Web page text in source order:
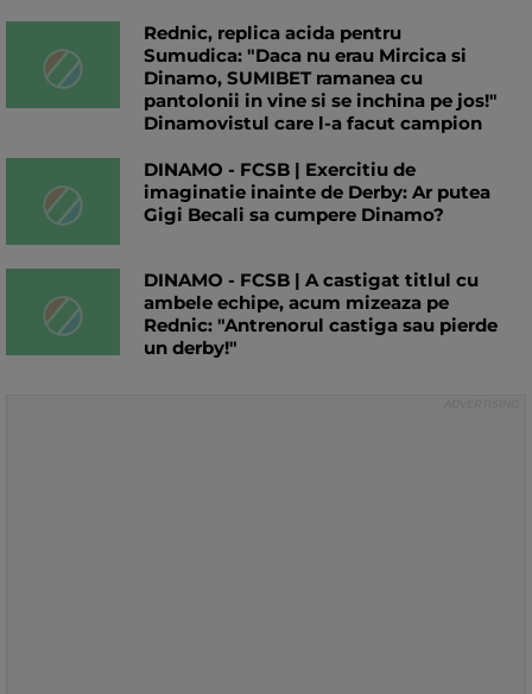
Rednic, replica acida pentru
Sumudica: "Daca nu erau Mircica si
Dinamo, SUMIBET ramanea cu
pantolonii in vine si se inchina pe jos!"
Dinamovistul care l-a facut campion
DINAMO - FCSB | Exercitiu de
imaginatie inainte de Derby: Ar putea
Gigi Becali sa cumpere Dinamo?
DINAMO - FCSB | A castigat titlul cu
ambele echipe, acum mizeaza pe
Rednic: "Antrenorul castiga sau pierde
un derby!"